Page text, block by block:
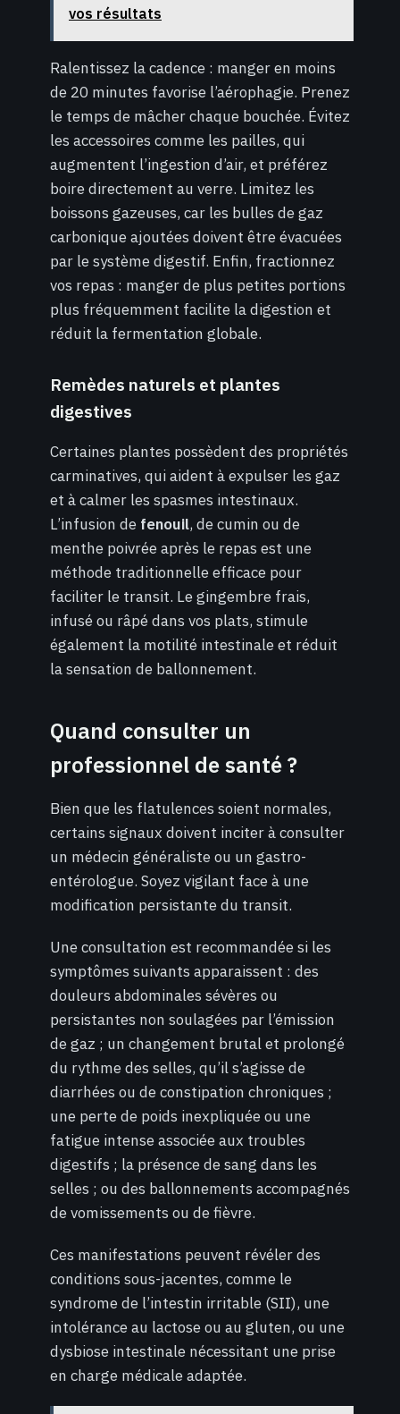
vos résultats
Ralentissez la cadence : manger en moins
de 20 minutes favorise l’aérophagie. Prenez
le temps de mâcher chaque bouchée. Évitez
les accessoires comme les pailles, qui
augmentent l’ingestion d’air, et préférez
boire directement au verre. Limitez les
boissons gazeuses, car les bulles de gaz
carbonique ajoutées doivent être évacuées
par le système digestif. Enfin, fractionnez
vos repas : manger de plus petites portions
plus fréquemment facilite la digestion et
réduit la fermentation globale.
Remèdes naturels et plantes
digestives
Certaines plantes possèdent des propriétés
carminatives, qui aident à expulser les gaz
et à calmer les spasmes intestinaux.
L’infusion de fenouil, de cumin ou de
menthe poivrée après le repas est une
méthode traditionnelle efficace pour
faciliter le transit. Le gingembre frais,
infusé ou râpé dans vos plats, stimule
également la motilité intestinale et réduit
la sensation de ballonnement.
Quand consulter un
professionnel de santé ?
Bien que les flatulences soient normales,
certains signaux doivent inciter à consulter
un médecin généraliste ou un gastro-
entérologue. Soyez vigilant face à une
modification persistante du transit.
Une consultation est recommandée si les
symptômes suivants apparaissent : des
douleurs abdominales sévères ou
persistantes non soulagées par l’émission
de gaz ; un changement brutal et prolongé
du rythme des selles, qu’il s’agisse de
diarrhées ou de constipation chroniques ;
une perte de poids inexpliquée ou une
fatigue intense associée aux troubles
digestifs ; la présence de sang dans les
selles ; ou des ballonnements accompagnés
de vomissements ou de fièvre.
Ces manifestations peuvent révéler des
conditions sous-jacentes, comme le
syndrome de l’intestin irritable (SII), une
intolérance au lactose ou au gluten, ou une
dysbiose intestinale nécessitant une prise
en charge médicale adaptée.